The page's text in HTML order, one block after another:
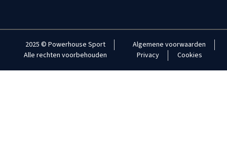
2025 © Powerhouse Sport
Alle rechten voorbehouden
Algemene voorwaarden
Privacy
Cookies